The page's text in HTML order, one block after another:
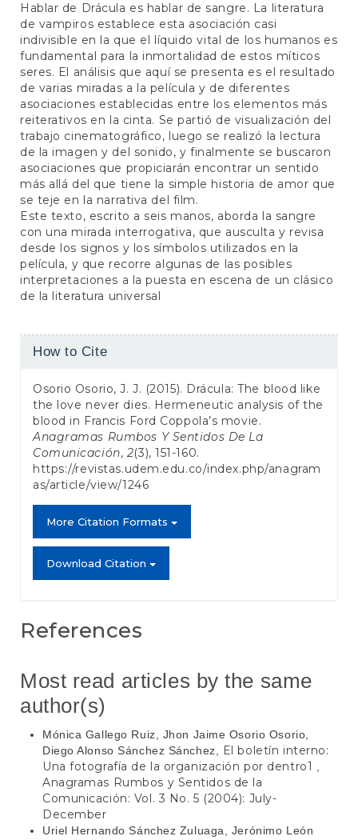
Hablar de Drácula es hablar de sangre. La literatura
de vampiros establece esta asociación casi
indivisible en la que el líquido vital de los humanos es
fundamental para la inmortalidad de estos míticos
seres. El análisis que aquí se presenta es el resultado
de varias miradas a la película y de diferentes
asociaciones establecidas entre los elementos más
reiterativos en la cinta. Se partió de visualización del
trabajo cinematográfico, luego se realizó la lectura
de la imagen y del sonido, y finalmente se buscaron
asociaciones que propiciarán encontrar un sentido
más allá del que tiene la simple historia de amor que
se teje en la narrativa del film.
Este texto, escrito a seis manos, aborda la sangre
con una mirada interrogativa, que ausculta y revisa
desde los signos y los símbolos utilizados en la
película, y que recorre algunas de las posibles
interpretaciones a la puesta en escena de un clásico
de la literatura universal
Article
How to Cite
Osorio Osorio, J. J. (2015). Drácula: The blood like
the love never dies. Hermeneutic analysis of the
blood in Francis Ford Coppola’s movie.
Anagramas Rumbos Y Sentidos De La
Comunicación, 2(3), 151-160.
https://revistas.udem.edu.co/index.php/anagram
as/article/view/1246
More Citation Formats
Download Citation
References
Most read articles by the same
author(s)
Mónica Gallego Ruiz, Jhon Jaime Osorio Osorio,
Diego Alonso Sánchez Sánchez, El boletín interno:
Una fotografía de la organización por dentro1 ,
Anagramas Rumbos y Sentidos de la
Comunicación: Vol. 3 No. 5 (2004): July-
December
Uriel Hernando Sánchez Zuluaga, Jerónimo León